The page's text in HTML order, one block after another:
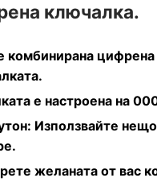
ключалка.
комбинирана
е настроена на
Използвайте
желаната от вас